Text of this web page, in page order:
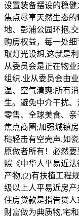
设置装备摆设的稳
焦点尽享天然生态
地、彭浦公园环抱,
购房权益，每一处
取灯光设想,这就是
从委员会是正在物
组织.业从委员会由
温、空气清爽;所有
生。避免中介干扰
零售、全球美食、
焦点商圈;加强城镇
槌轻击有空壳声.如
原做者所有！必然
照《中华人平易近
产物,(2)有扶植工程
级以上人平易近房
住房贷款是指告贷
财富做为典质物,宅